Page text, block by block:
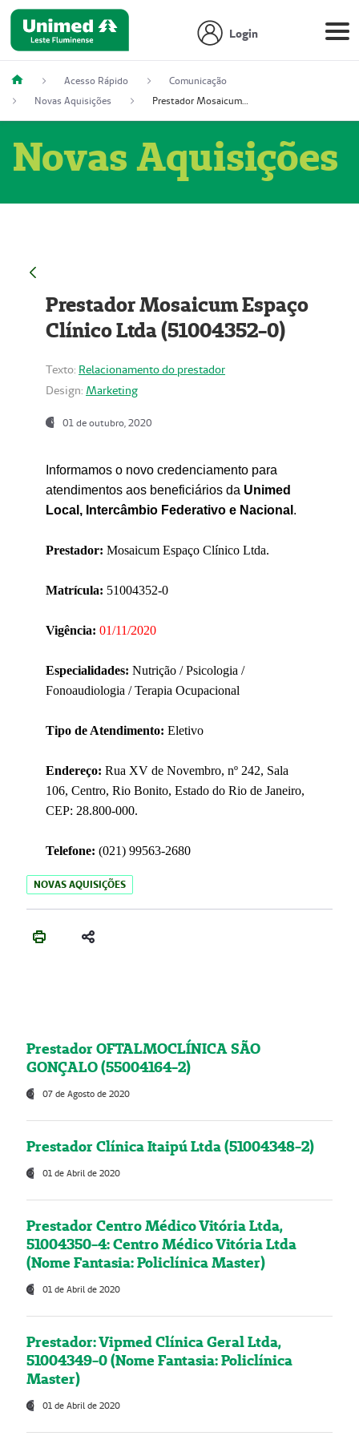
Login
Acesso Rápido
Comunicação
Novas Aquisições
Prestador Mosaicum Espaço Clínico Ltda (51004352-0)
Novas Aquisições
Prestador Mosaicum Espaço
Clínico Ltda (51004352-0)
Texto: Relacionamento do prestador
Design: Marketing
01 de outubro, 2020
Informamos o novo credenciamento para
atendimentos aos beneficiários da Unimed
Local, Intercâmbio Federativo e Nacional .
Prestador: Mosaicum Espaço Clínico Ltda.
Matrícula: 51004352-0
Vigência: 01/11/2020
Especialidades: Nutrição / Psicologia /
Fonoaudiologia / Terapia Ocupacional
Tipo de Atendimento: Eletivo
Endereço: Rua XV de Novembro, nº 242, Sala
106, Centro, Rio Bonito, Estado do Rio de Janeiro,
CEP: 28.800-000.
Telefone: (021) 99563-2680
NOVAS AQUISIÇÕES
Prestador OFTALMOCLÍNICA SÃO
GONÇALO (55004164-2)
07 de Agosto de 2020
Prestador Clínica Itaipú Ltda (51004348-2)
01 de Abril de 2020
Prestador Centro Médico Vitória Ltda,
51004350-4: Centro Médico Vitória Ltda
(Nome Fantasia: Policlínica Master)
01 de Abril de 2020
Prestador: Vipmed Clínica Geral Ltda,
51004349-0 (Nome Fantasia: Policlínica
Master)
01 de Abril de 2020